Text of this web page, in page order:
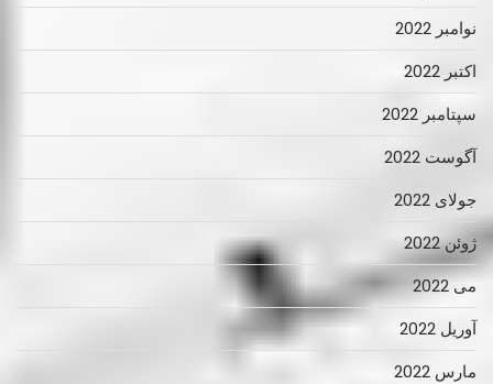
نوامبر 2022
اکتبر 2022
سپتامبر 2022
آگوست 2022
جولای 2022
ژوئن 2022
می 2022
آوریل 2022
مارس 2022